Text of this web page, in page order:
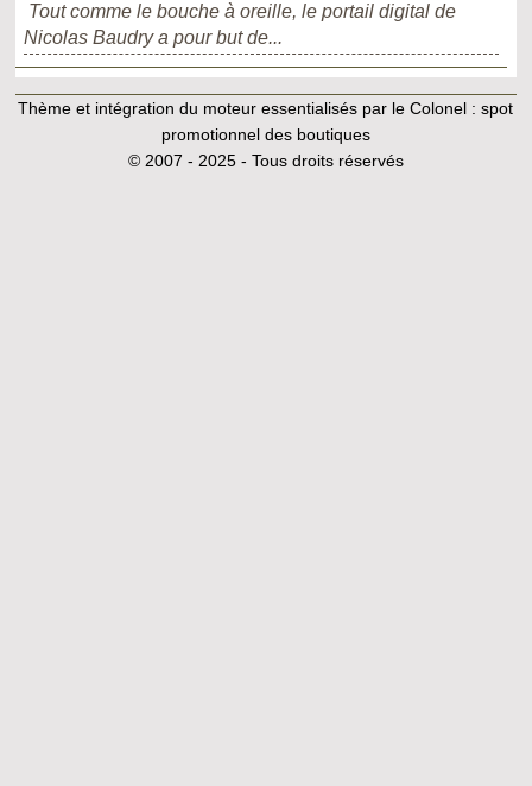
Tout comme le bouche à oreille, le portail digital de
Nicolas Baudry a pour but de...
Thème et intégration du moteur essentialisés par le Colonel :spot
promotionnel des boutiques
© 2007 - 2025 - Tous droits réservés